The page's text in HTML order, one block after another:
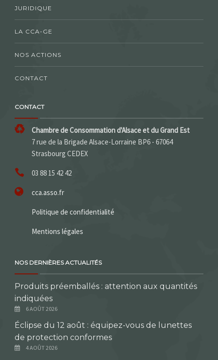
JURIDIQUE
LA CCA-GE
NOS ACTIONS
CONTACT
CONTACT
Chambre de Consommation d'Alsace et du Grand Est
7 rue de la Brigade Alsace-Lorraine BP6 - 67064
Strasbourg CEDEX
03 88 15 42 42
cca.asso.fr
Politique de confidentialité
Mentions légales
NOS DERNIÈRES ACTUALITÉS
Produits préemballés : attention aux quantités
indiquées
6 AOÛT 2026
Éclipse du 12 août : équipez-vous de lunettes
de protection conformes
4 AOÛT 2026